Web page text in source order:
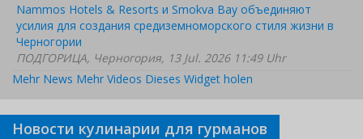
Nammos Hotels & Resorts и Smokva Bay объединяют
усилия для создания средиземноморского стиля жизни в
Черногории
ПОДГОРИЦА, Черногория, 13 Jul. 2026 11:49 Uhr
Mehr News Mehr Videos Dieses Widget holen
Новости кулинарии для гурманов